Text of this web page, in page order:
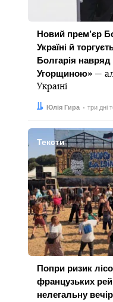
Новий прем’єр
Україні й
Болгарія
Угорщиною» —
Україні
Автор:
Юлія Гира
Дата: три дні
Тексти
Попри ризик
французьких
нелегальну